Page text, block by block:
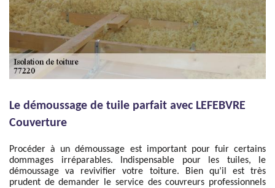
Le démoussage de tuile parfait avec LEFEBVRE
Couverture
Procéder à un démoussage est important pour fuir certains
dommages irréparables. Indispensable pour les tuiles, le
démoussage va revivifier votre toiture. Bien qu’il est très
prudent de demander le service des couvreurs professionnels